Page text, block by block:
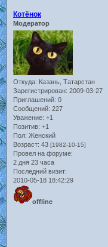
Котёнок
Модератор
Откуда: Казань, Татарстан
Зарегистрирован: 2009-03-27
Приглашений: 0
Сообщений: 227
Уважение: +1
Позитив: +1
Пол: Женский
Возраст: 43 [1982-10-15]
Провел на форуме:
2 дня 23 часа
Последний визит:
2010-05-18 18:42:29
offline